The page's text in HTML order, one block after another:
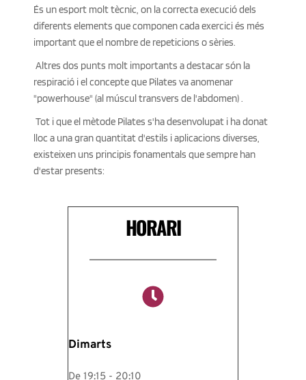
És un esport molt tècnic, on la correcta execució dels
diferents elements que componen cada exercici és més
important que el nombre de repeticions o sèries.
respiració i el concepte que Pilates va anomenar
"powerhouse" (al múscul transvers de l'abdomen) .
lloc a una gran quantitat d'estils i aplicacions diverses,
existeixen uns principis fonamentals que sempre han
d'estar presents:
HORARI
Dimarts
De 19:15 - 20:10